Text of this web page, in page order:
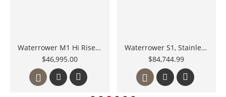
Waterrower M1 Hi Rise Máquina de Remo Metálica de Servicio Pesado M1-HIRISE México
$46,995.00
Waterrower S1, Stainless steel, Máquina de Remo de Acero Inoxidable
$84,744.99